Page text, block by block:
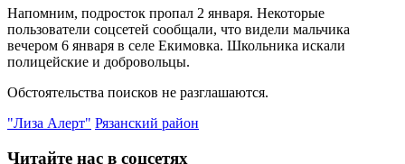
Напомним, подросток пропал 2 января. Некоторые
пользователи соцсетей сообщали, что видели мальчика
вечером 6 января в селе Екимовка. Школьника искали
полицейские и добровольцы.
Обстоятельства поисков не разглашаются.
"Лиза Алерт" Рязанский район
Читайте нас в соцсетях